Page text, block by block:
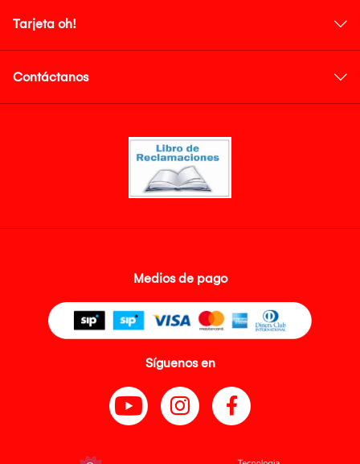
Tarjeta oh!
Contáctanos
Medios de pago
Síguenos en